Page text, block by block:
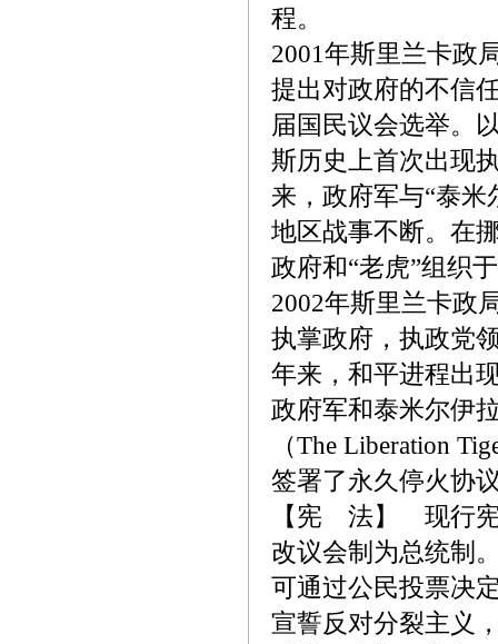
程。
2001年斯里兰卡政
提出对政府的不信
届国民议会选举。
斯历史上首次出现
来，政府军与“泰米
地区战事不断。在
政府和“老虎”组织
2002年斯里兰卡政
执掌政府，执政党
年来，和平进程出
政府军和泰米尔伊
（The Liberation
签署了永久停火协
【宪 法】 现行宪
改议会制为总统制
可通过公民投票决
宣誓反对分裂主义